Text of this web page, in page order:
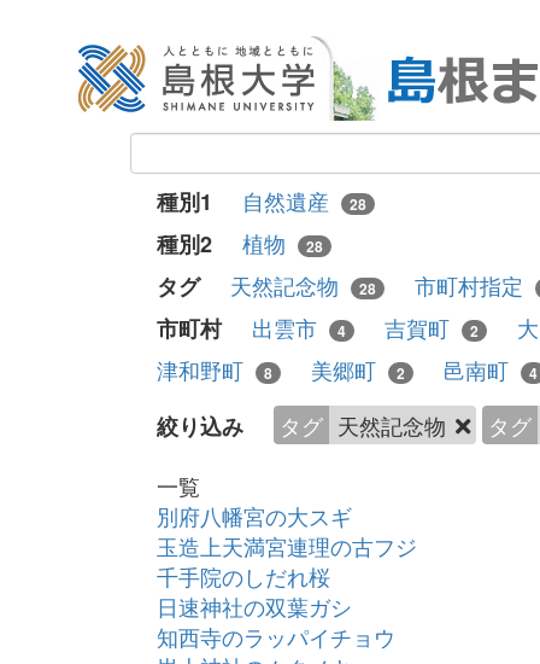
種別1 自然遺産 28
種別2 植物 28
タグ 天然記念物 28
市町村指定
市町村
出雲市 4 吉賀町 2
津和野町
8 美郷町 2 邑南町 4
絞り込み タグ 天然記念物
タグ
一覧
別府八幡宮の大スギ
玉造上天満宮連理の古フジ
千手院のしだれ桜
日速神社の双葉ガシ
知西寺のラッパイチョウ